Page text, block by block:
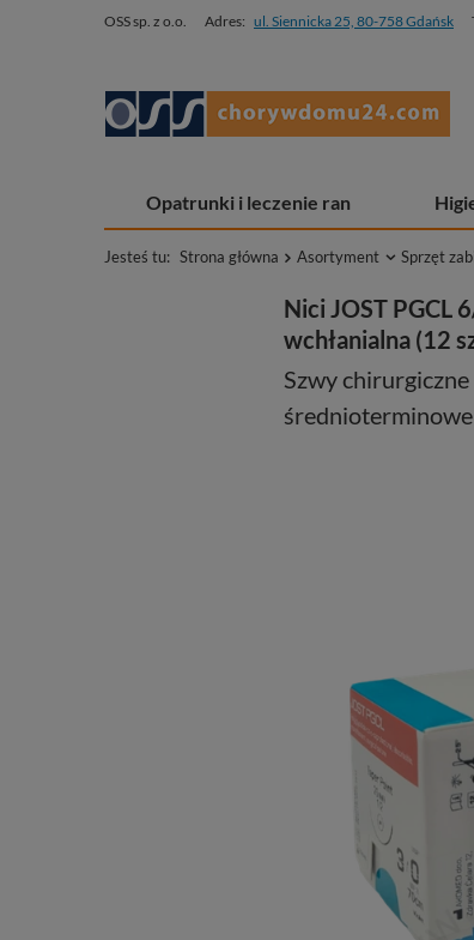
OSS sp. z o.o. Adres: ul. Siennicka 25, 80-758 Gdańsk
Opatrunki i leczenie ran
Jesteś tu: Strona główna Asortyment Sprzęt
Nici JOST PGCL
wchłanialna (12
Szwy